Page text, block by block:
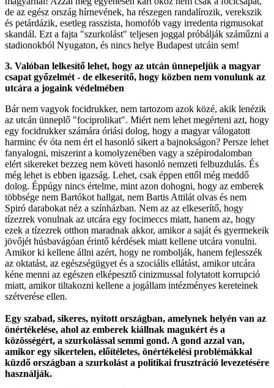
de az egész ország hírnevének, ha részegen randalírozik, verekszik
és petárdázik, esetleg rasszista, homofób vagy irredenta rigmusokat
skandál. Ezt a fajta "szurkolást" teljesen joggal próbálják száműzni a
stadionokból Nyugaton, és nincs helye Budapest utcáin sem!
3. Valóban lelkesítő lehet, hogy az utcán ünnepeljük a magyar
csapat győzelmét - de elkeserítő, hogy közben nem vonulunk az
utcára a jogaink védelmében
Bár nem vagyok focidrukker, nem tartozom azok közé, akik lenézik
az utcán ünneplő "fociprolikat". Miért nem lehet megérteni azt, hogy
egy focidrukker számára óriási dolog, hogy a magyar válogatott
harminc év óta nem ért el hasonló sikert a bajnokságon? Persze lehet
fanyalogni, miszerint a komolyzenében vagy a szépirodalomban
elért sikereket bezzeg nem követi hasonló nemzeti felbuzdulás. És
még lehet is ebben igazság. Lehet, csak éppen ettől még meddő
dolog. Éppúgy nincs értelme, mint azon dohogni, hogy az emberek
többsége nem Bartókot hallgat, nem Bartis Attilát olvas és nem
Spiró darabokat néz a színházban. Nem az az elkeserítő, hogy
tízezrek vonulnak az utcára egy focimeccs miatt, hanem az, hogy
ezek a tízezrek otthon maradnak akkor, amikor a saját és gyermekeik
jövőjét húsbavágóan érintő kérdések miatt kellene utcára vonulni.
Amikor ki kellene állni azért, hogy ne rombolják, hanem fejlesszék
az oktatást, az egészségügyet és a szociális ellátást, amikor utcára
kéne menni az egészen elképesztő cinizmussal folytatott korrupció
miatt, amikor tiltakozni kellene a jogállam intézményes kereteinek
szétverése ellen.
Egy szabad, sikeres, nyitott országban, amelynek helyén van az
önértékelése, ahol az emberek kiállnak magukért és a
közösségért, a szurkolással semmi gond. A gond azzal van,
amikor egy sikertelen, előítéletes, önértékelési problémákkal
küzdő országban a szurkolást a politikai frusztráció levezetésére
használják.